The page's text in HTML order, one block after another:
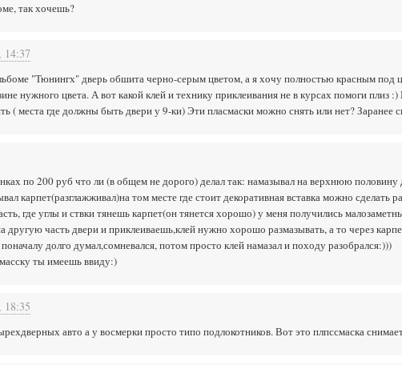
так хочешь?
14:37
"Тюнингх" дверь обшита черно-серым цветом, а я хочу полностью красным под
нужного цвета. А вот какой клей и технику приклеивания не в курсах помоги плиз
( места где должны быть двери у 9-ки) Эти пласмаски можно снять или нет? Заранее
по 200 руб что ли (в общем не дорого) делал так: намазывал на верхнюю половину
карпет(разглажживал)на том месте где стоит декоративная вставка можно сделать
где углы и ствки тянешь карпет(он тянется хорошо) у меня получились
другую часть двери и приклеиваешь,клей нужно хорошо размазывать, а то через
долго думал,сомневался, потом просто клей намазал и походу разобрался:)))
ты имеешь ввиду:)
18:35
авто а у восмерки просто типо подлокотников. Вот это плпссмаска